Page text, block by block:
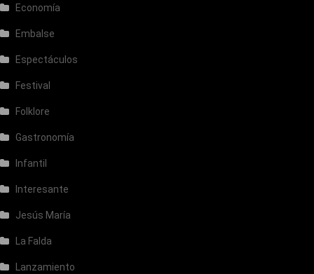
Economía
Embalse
Espectáculos
Festival
Folklore
Gastronomía
Infantil
Interesante
Jesús María
La Falda
Lanzamiento